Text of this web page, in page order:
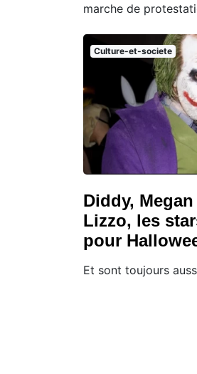
marche de
Culture-et-societe
Diddy,
Lizzo, les
pour
Et sont toujours